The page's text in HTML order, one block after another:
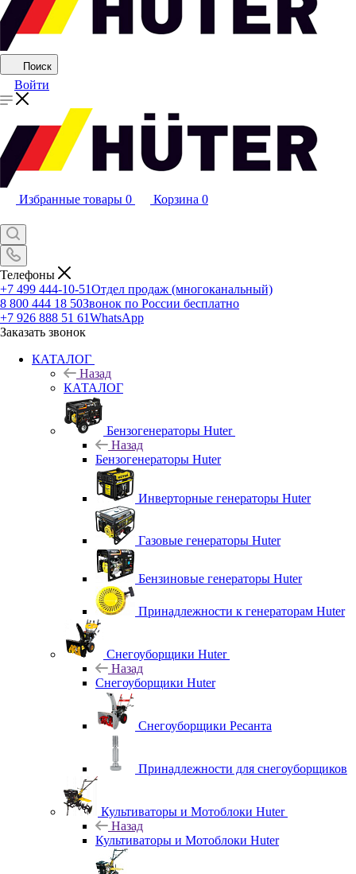
Поиск
Войти
Избранные товары 0 Корзина 0
Телефоны
+7 499 444-10-51Отдел продаж (многоканальный)
8 800 444 18 50Звонок по России бесплатно
+7 926 888 51 61WhatsApp
Заказать звонок
КАТАЛОГ
Назад
КАТАЛОГ
Бензогенераторы Huter
Назад
Бензогенераторы Huter
Инверторные генераторы Huter
Газовые генераторы Huter
Бензиновые генераторы Huter
Принадлежности к генераторам Huter
Снегоуборщики Huter
Назад
Снегоуборщики Huter
Снегоуборщики Ресанта
Принадлежности для снегоуборщиков
Культиваторы и Мотоблоки Huter
Назад
Культиваторы и Мотоблоки Huter